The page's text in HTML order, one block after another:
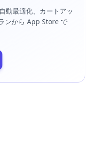
動最適化、カートアッ
ンから App Store で